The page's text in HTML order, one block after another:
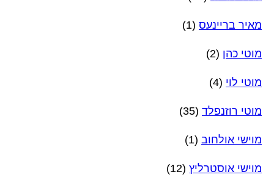
מאיר בריינעס (1)
מוטי כהן (2)
מוטי לוי (4)
מוטי רוזנפלד (35)
מוישי אולחוב (1)
מוישי אוסטרליץ (12)